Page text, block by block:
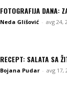
FOTOGRAFIJA DANA:
Neda Glišović - avg 24,
RECEPT: SALATA SA
Bojana Pudar - avg 17,